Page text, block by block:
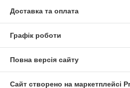
Доставка та оплата
Графік роботи
Повна версія сайту
Сайт створено на маркетплейсі